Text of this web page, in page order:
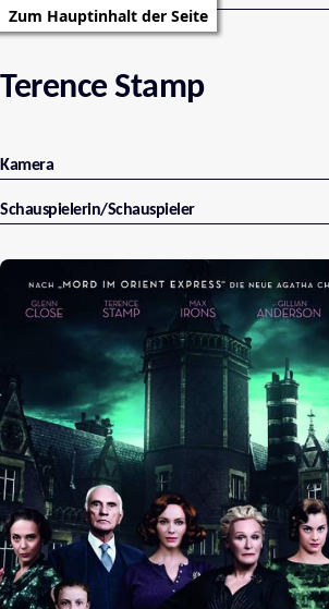
Zum Hauptinhalt der Seite
Terence Stamp
Kamera
Schauspielerin/Schauspieler